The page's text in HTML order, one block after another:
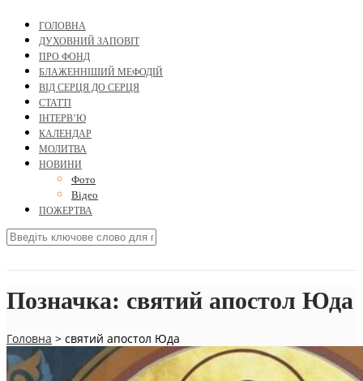
ГОЛОВНА
ДУХОВНИЙ ЗАПОВІТ
ПРО ФОНД
БЛАЖЕННІШИЙ МЕФОДІЙ
ВІД СЕРЦЯ ДО СЕРЦЯ
СТАТТІ
ІНТЕРВ’Ю
КАЛЕНДАР
МОЛИТВА
НОВИНИ
Фото
Відео
ПОЖЕРТВА
Позначка: святий апостол Юда
Головна > святий апостол Юда